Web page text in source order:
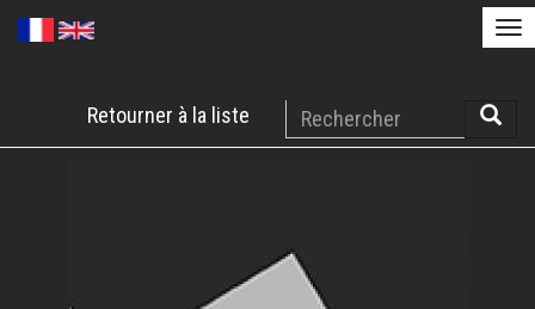
contenu
Retourner à la liste
Rechercher